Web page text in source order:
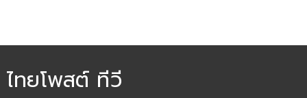
ไทยโพสต์ ทีวี